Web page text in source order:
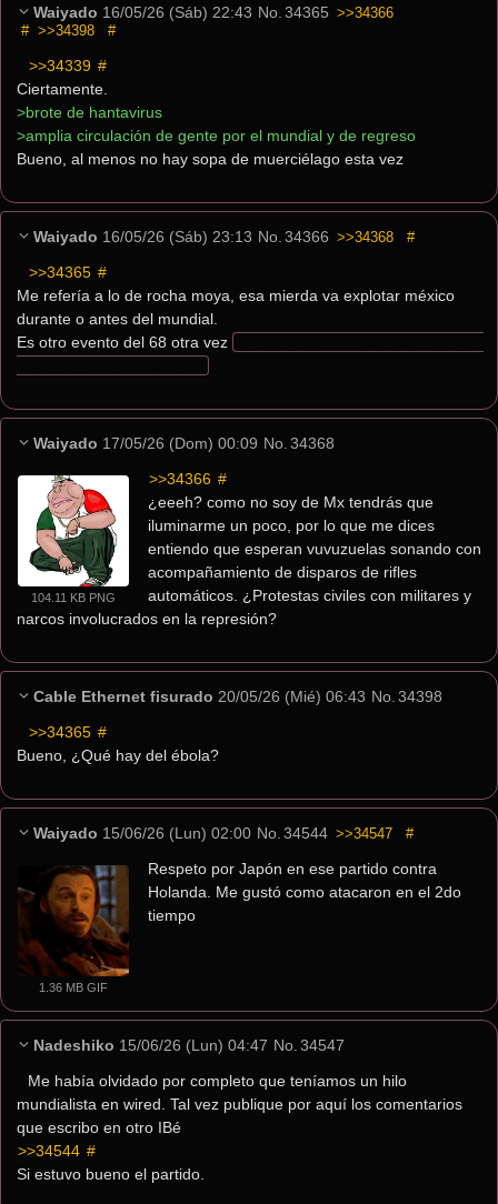
Waiyado 16/05/26 (Sáb) 22:43 No. 34365 >>34366
# >>34398 #
>>34339 #
Ciertamente.
>brote de hantavirus
>amplia circulación de gente por el mundial y de regreso
Bueno, al menos no hay sopa de muerciélago esta vez
Waiyado 16/05/26 (Sáb) 23:13 No. 34366 >>34368 #
>>34365 #
Me refería a lo de rocha moya, esa mierda va explotar méxico
durante o antes del mundial.
Es otro evento del 68 otra vez
Waiyado 17/05/26 (Dom) 00:09 No. 34368
104.11 KB PNG
>>34366 #
¿eeeh? como no soy de Mx tendrás que
iluminarme un poco, por lo que me dices
entiendo que esperan vuvuzuelas sonando con
acompañamiento de disparos de rifles
automáticos. ¿Protestas civiles con militares y
narcos involucrados en la represión?
Cable Ethernet fisurado 20/05/26 (Mié) 06:43 No. 34398
>>34365 #
Bueno, ¿Qué hay del ébola?
Waiyado 15/06/26 (Lun) 02:00 No. 34544 >>34547 #
1.36 MB GIF
Respeto por Japón en ese partido contra
Holanda. Me gustó como atacaron en el 2do
tiempo
Nadeshiko 15/06/26 (Lun) 04:47 No. 34547
Me había olvidado por completo que teníamos un hilo
mundialista en wired. Tal vez publique por aquí los comentarios
que escribo en otro IBé
>>34544 #
Si estuvo bueno el partido.